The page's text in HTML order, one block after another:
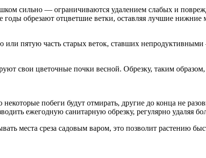
сильно — ограничиваются удалением слабых и
обрезают отцветшие ветки, оставляя лучшие
или пятую часть старых веток, ставших
свои цветочные почки весной. Обрезку, таким
побеги будут отмирать, другие до конца не
ежегодную санитарную обрезку, регулярно удаляя
места среза садовым варом, это позволит растению